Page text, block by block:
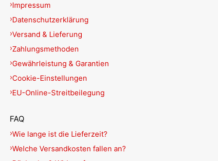
Impressum
Datenschutzerklärung
Versand & Lieferung
Zahlungsmethoden
Gewährleistung & Garantien
Cookie-Einstellungen
EU-Online-Streitbeilegung
FAQ
Wie lange ist die Lieferzeit?
Welche Versandkosten fallen an?